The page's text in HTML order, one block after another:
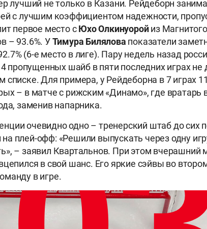
лучший не только в Казани. Рейдеборн
с лучшим коэффициентом надежности,
первое место сЮхо Олкинуоройиз
– 93.6%. УТимура Билялова показатели
(6-е место в лиге). Пару недель назад
пропущенных шайб в пяти последних играх не
списке. Для примера, у Рейдеборна в 7 играх 11
– в матче с рижским «Динамо», где вратарь
заменив напарника.
очевидно одно – тренерский штаб до сих
плей-офф: «Решили выпускать через одну
– заявил Квартальнов. При этом вчерашний
в свой шанс. Его яркие сэйвы во
в игре.